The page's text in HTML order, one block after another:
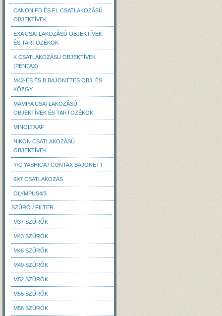
CANON FD ÉS FL CSATLAKOZÁSÚ
OBJEKTÍVEK
EXA CSATLAKOZÁSÚ OBJEKTÍVEK
ÉS TARTOZÉKOK
K CSATLAKOZÁSÚ OBJEKTÍVEK
(PENTAX)
M42-ES ÉS B BAJONTTES OBJ. ÉS
KÖZGY.
MAMIYA CSATLAKOZÁSÚ
OBJEKTÍVEK ÉS TARTOZÉKOK
MINOLTA AF
NIKON CSATLAKOZÁSÚ
OBJEKTÍVEK
Y/C YASHICA / CONTAX BAJONETT
6X7 CSATLAKOZÁS
OLYMPUS4/3
SZŰRŐ / FILTER
M37 SZŰRŐK
M43 SZŰRŐK
M46 SZŰRŐK
M49 SZŰRŐK
M52 SZŰRŐK
M55 SZŰRŐK
M58 SZŰRŐK